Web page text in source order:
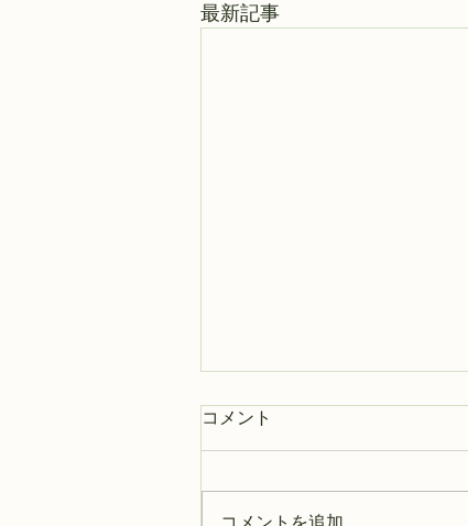
最新記事
AHPコンピテンシーコラム
コメント